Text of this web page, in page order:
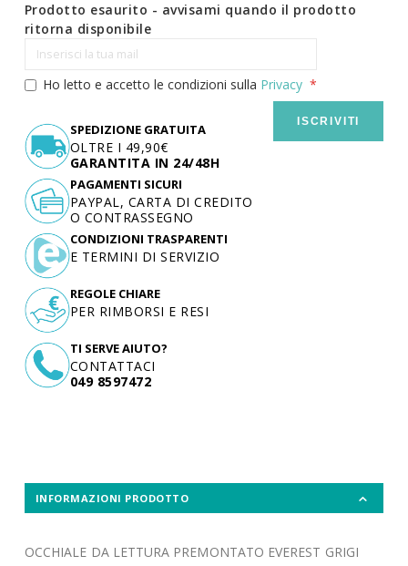
Prodotto esaurito - avvisami quando il prodotto
ritorna disponibile
Ho letto e accetto le condizioni sulla Privacy
ISCRIVITI
SPEDIZIONE GRATUITA
OLTRE I 49,90€
GARANTITA IN 24/48H
TI SERVE AIUTO?
CONTATTACI
049 8597472
PAGAMENTI SICURI
PAYPAL, CARTA DI CREDITO
O CONTRASSEGNO
CONDIZIONI TRASPARENTI
E TERMINI DI SERVIZIO
REGOLE CHIARE
PER RIMBORSI E RESI
INFORMAZIONI PRODOTTO
OCCHIALE DA LETTURA PREMONTATO EVEREST GRIGI